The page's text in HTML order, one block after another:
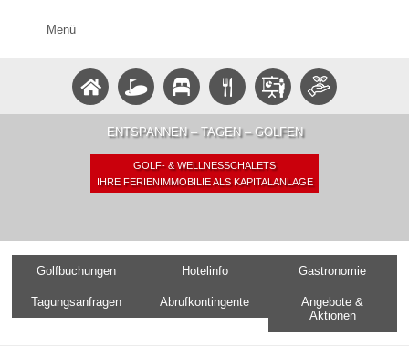
Menü
ENTSPANNEN – TAGEN – GOLFEN
GOLF- & WELLNESSCHALETS
IHRE FERIENIMMOBILIE ALS KAPITALANLAGE
Golfbuchungen Hotelinfo Gastronomie
Tagungsanfragen Abrufkontingente
Angebote &
Aktionen